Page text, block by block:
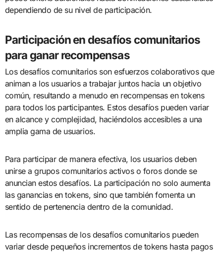
dependiendo de su nivel de participación.
Participación en desafíos comunitarios
para ganar recompensas
Los desafíos comunitarios son esfuerzos colaborativos que
animan a los usuarios a trabajar juntos hacia un objetivo
común, resultando a menudo en recompensas en tokens
para todos los participantes. Estos desafíos pueden variar
en alcance y complejidad, haciéndolos accesibles a una
amplia gama de usuarios.
Para participar de manera efectiva, los usuarios deben
unirse a grupos comunitarios activos o foros donde se
anuncian estos desafíos. La participación no solo aumenta
las ganancias en tokens, sino que también fomenta un
sentido de pertenencia dentro de la comunidad.
Las recompensas de los desafíos comunitarios pueden
variar desde pequeños incrementos de tokens hasta pagos